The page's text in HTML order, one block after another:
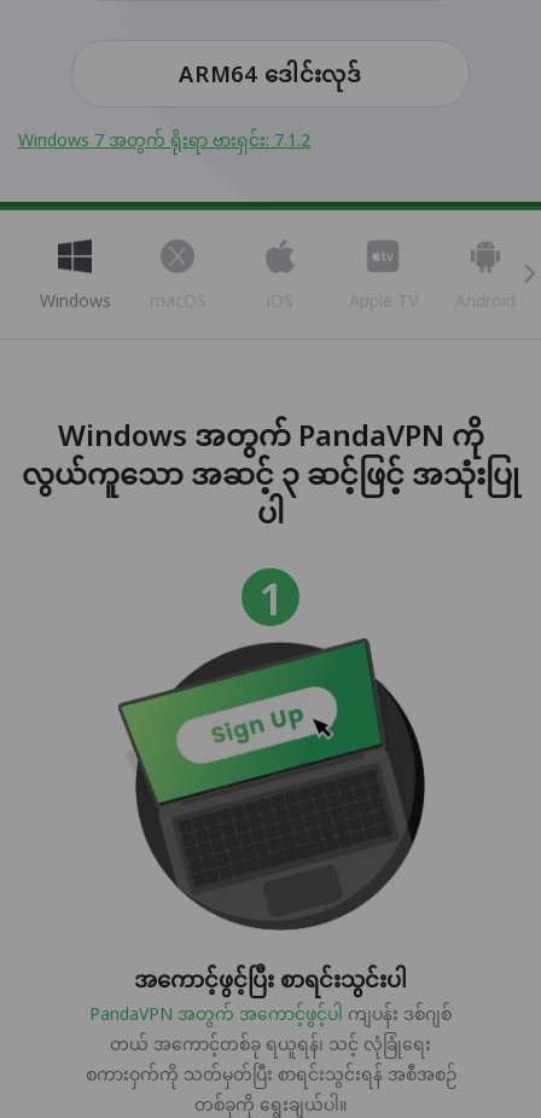
ARM64 ဒေါင်းလုဒ်
Windows 7 အတွက် ရိုးရာ ဗားရှင်း: 7.1.2
Windows macOS iOS Apple TV Android
Windows အတွက် PandaVPN ကို
လွယ်ကူသော အဆင့် ၃ ဆင့်ဖြင့် အသုံးပြု
ပါ
အကောင့်ဖွင့်ပြီး စာရင်းသွင်းပါ
PandaVPN အတွက် အကောင့်ဖွင့်ပါ ကျပန်း ဒစ်ဂျစ်
တယ် အကောင့်တစ်ခု ရယူရန်၊ သင့် လုံခြုံရေး
စကားဝှက်ကို သတ်မှတ်ပြီး စာရင်းသွင်းရန် အစီအစဉ်
တစ်ခုကို ရွေးချယ်ပါ။